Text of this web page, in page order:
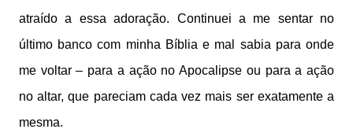
atraído a essa adoração. Continuei a me sentar no
último banco com minha Bíblia e mal sabia para onde
me voltar – para a ação no Apocalipse ou para a ação
no altar, que pareciam cada vez mais ser exatamente a
mesma.